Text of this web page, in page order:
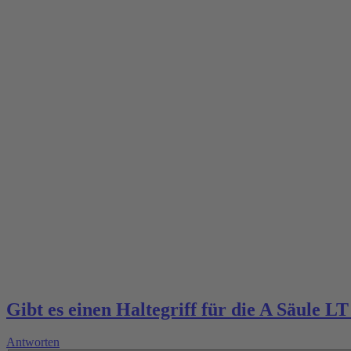
Gibt es einen Haltegriff für die A Säule
Antworten